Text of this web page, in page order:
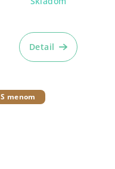
hodnotenie
produktu
Detail
S menom